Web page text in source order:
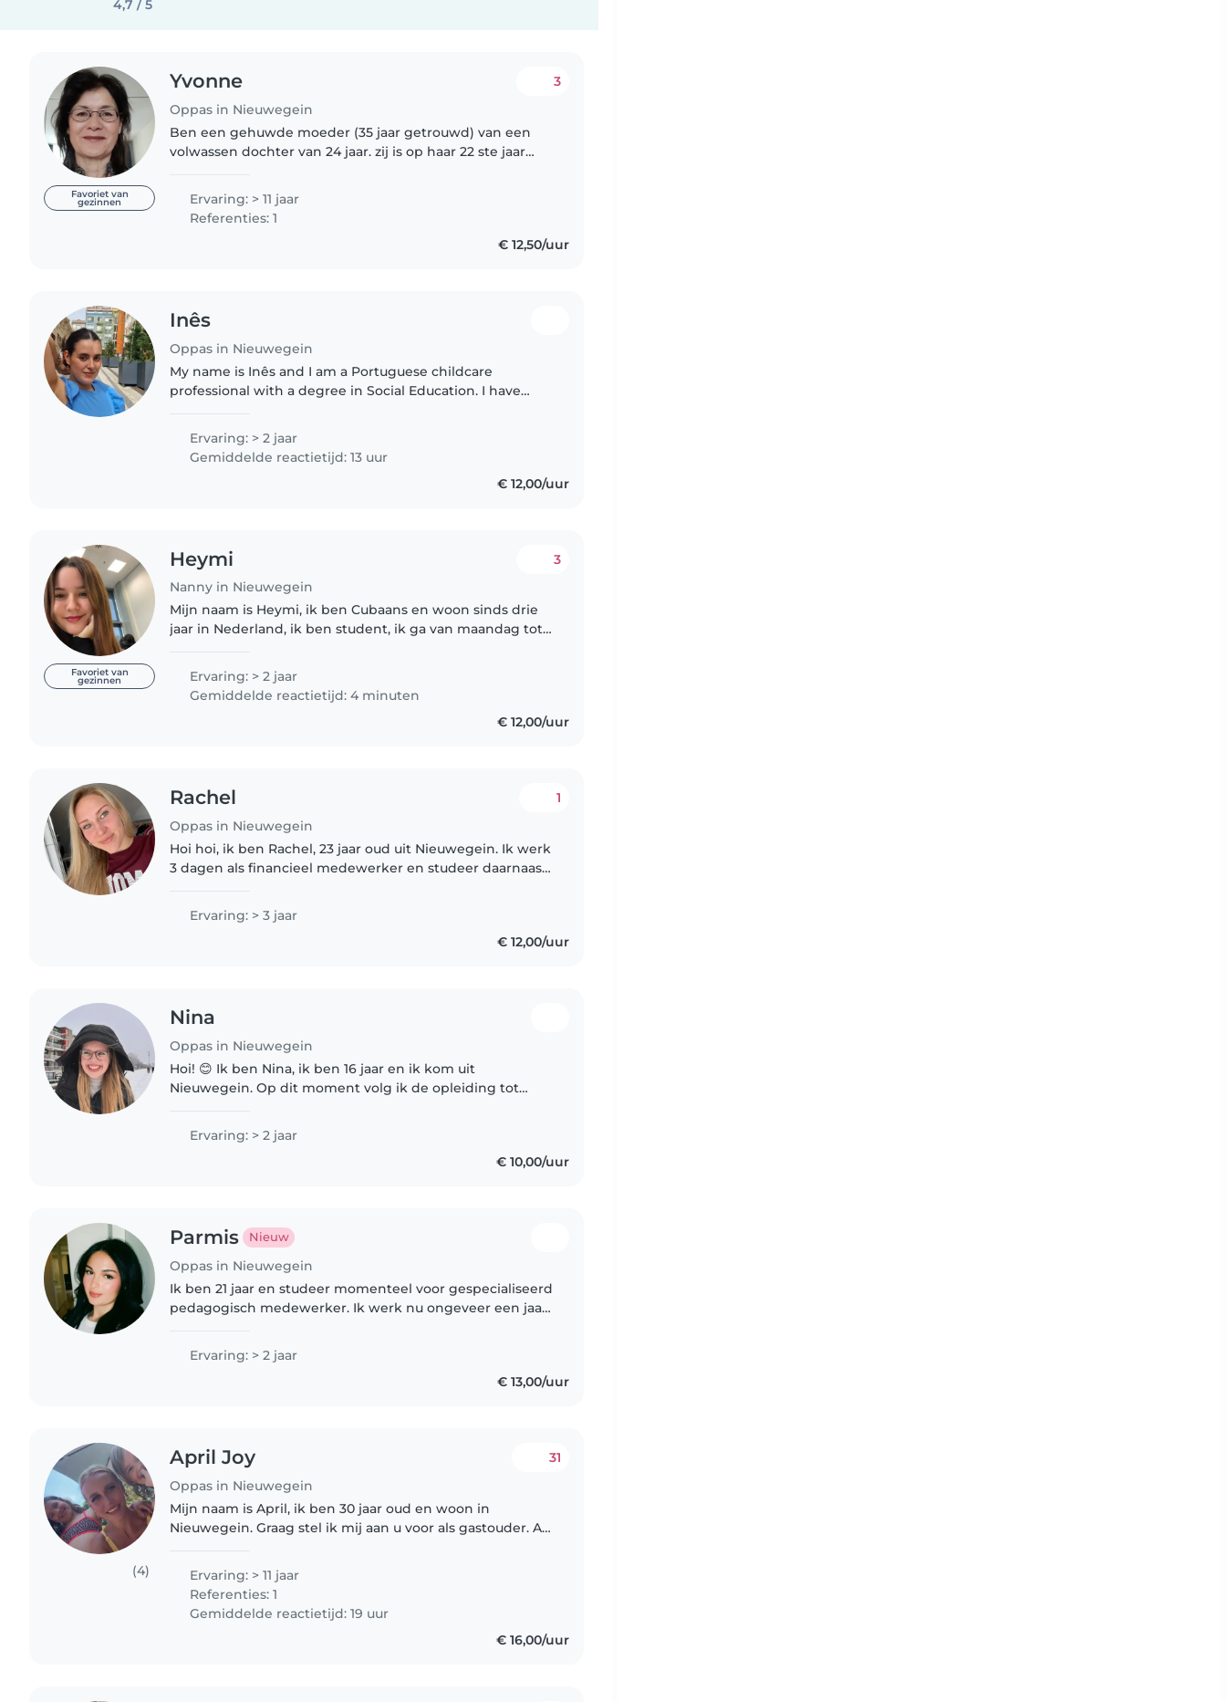
4,7 / 5
Favoriet van
gezinnen
Yvonne
Oppas in Nieuwegein
3
Ben een gehuwde moeder (35 jaar getrouwd) van een
volwassen dochter van 24 jaar. zij is op haar 22 ste jaar
steeds bij haar vader..
Ervaring: > 11 jaar
Referenties: 1
€ 12,50/uur
Inês
Oppas in Nieuwegein
My name is Inês and I am a Portuguese childcare
professional with a degree in Social Education. I have
Ervaring: > 2 jaar
Gemiddelde reactietijd: 13 uur
€ 12,00/uur
Favoriet van
gezinnen
Heymi
Nanny in Nieuwegein
3
Mijn naam is Heymi, ik ben Cubaans en woon sinds drie
jaar in Nederland, ik ben student, ik ga van maandag tot
kinderen, ik heb..
Ervaring: > 2 jaar
Gemiddelde reactietijd: 4 minuten
€ 12,00/uur
Rachel
Oppas in Nieuwegein
1
Hoi hoi, ik ben Rachel, 23 jaar oud uit Nieuwegein. Ik werk
3 dagen als financieel medewerker en studeer daarnaast
extra tijd over...
Ervaring: > 3 jaar
€ 12,00/uur
Nina
Oppas in Nieuwegein
Hoi! 😊 Ik ben Nina, ik ben 16 jaar en ik kom uit
Nieuwegein. Op dit moment volg ik de opleiding tot
kinderen te werken en ben graag..
Ervaring: > 2 jaar
€ 10,00/uur
Parmis Nieuw
Oppas in Nieuwegein
Ik ben 21 jaar en studeer momenteel voor gespecialiseerd
pedagogisch medewerker. Ik werk nu ongeveer een jaar
van 0 tot 4 jaar..
Ervaring: > 2 jaar
€ 13,00/uur
(4)
April Joy
Oppas in Nieuwegein
31
Mijn naam is April, ik ben 30 jaar oud en woon in
Nieuwegein. Graag stel ik mij aan u voor als gastouder. Al
Ervaring: > 11 jaar
Referenties: 1
Gemiddelde reactietijd: 19 uur
€ 16,00/uur